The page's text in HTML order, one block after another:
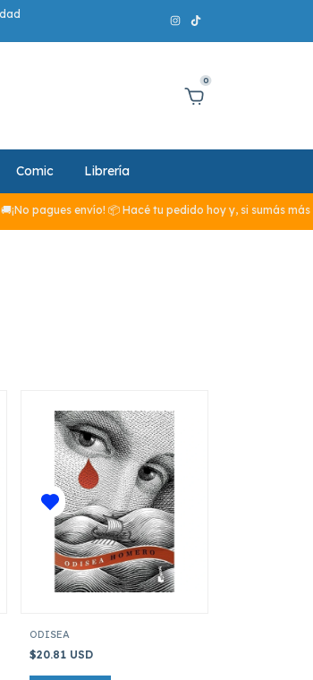
0
Comic Librería
envío! 📦 Hacé tu pedido hoy y, si sumás más de
ODISEA
$20.81 USD